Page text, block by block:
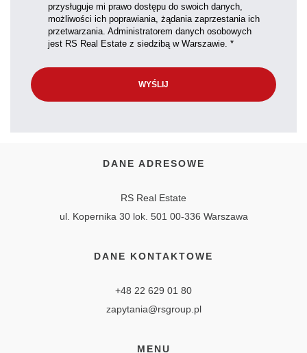
przysługuje mi prawo dostępu do swoich danych,
możliwości ich poprawiania, żądania zaprzestania ich
przetwarzania. Administratorem danych osobowych
jest RS Real Estate z siedzibą w Warszawie. *
DANE ADRESOWE
RS Real Estate
ul. Kopernika 30 lok. 501 00-336 Warszawa
DANE KONTAKTOWE
+48 22 629 01 80
zapytania@rsgroup.pl
MENU